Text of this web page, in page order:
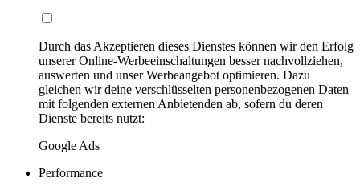
Durch das Akzeptieren dieses Dienstes können wir den Erfolg
unserer Online-Werbeeinschaltungen besser nachvollziehen,
auswerten und unser Werbeangebot optimieren. Dazu
gleichen wir deine verschlüsselten personenbezogenen Daten
mit folgenden externen Anbietenden ab, sofern du deren
Dienste bereits nutzt:
Google Ads
Performance